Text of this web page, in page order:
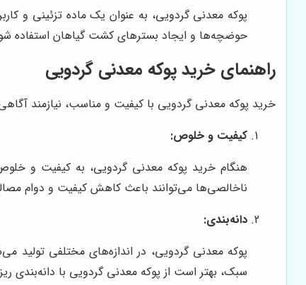
پوکه معدنی گردویی، به عنوان یک ماده تزئینی و
حوضچه‌ها و ایجاد بسترهای کشت گیاهان استفاده
راهنمای خرید پوکه معدنی گردویی
خرید پوکه معدنی گردویی با کیفیت و مناسب، نیازمند
کیفیت و خلوص:
هنگام خرید پوکه معدنی گردویی، به کیفیت و
ناخالصی‌ها می‌توانند باعث کاهش کیفیت و دوام
دانه‌بندی:
پوکه معدنی گردویی، در اندازه‌های مختلفی تولید
سبک، بهتر است از پوکه معدنی گردویی با دانه‌بندی